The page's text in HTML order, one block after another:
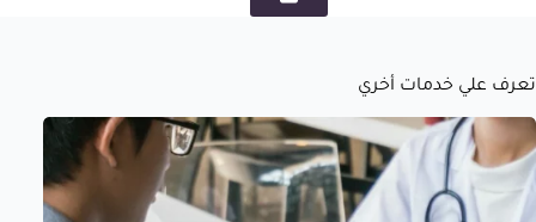
تعرف علي خدمات أخري